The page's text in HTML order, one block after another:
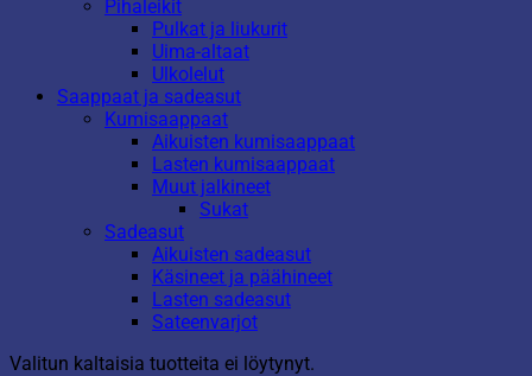
Pihaleikit
Pulkat ja liukurit
Uima-altaat
Ulkolelut
Saappaat ja sadeasut
Kumisaappaat
Aikuisten kumisaappaat
Lasten kumisaappaat
Muut jalkineet
Sukat
Sadeasut
Aikuisten sadeasut
Käsineet ja päähineet
Lasten sadeasut
Sateenvarjot
Valitun kaltaisia tuotteita ei löytynyt.